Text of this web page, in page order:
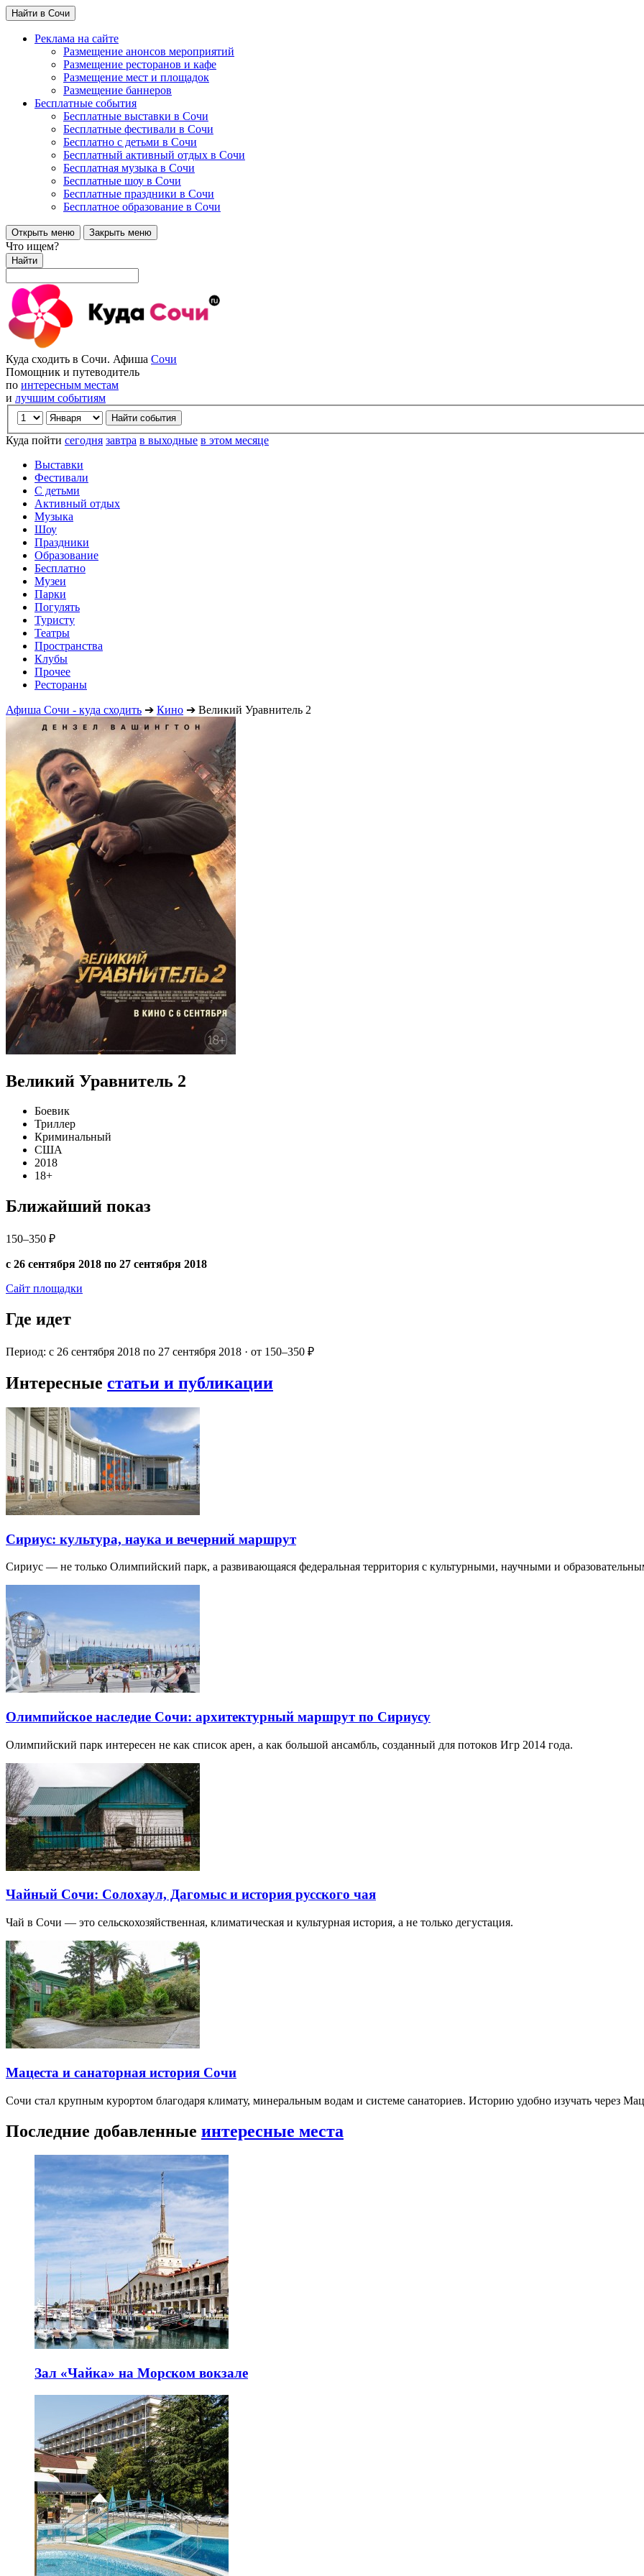
Найти в Сочи
Реклама на сайте
Размещение анонсов мероприятий
Размещение ресторанов и кафе
Размещение мест и площадок
Размещение баннеров
Бесплатные события
Бесплатные выставки в Сочи
Бесплатные фестивали в Сочи
Бесплатно с детьми в Сочи
Бесплатный активный отдых в Сочи
Бесплатная музыка в Сочи
Бесплатные шоу в Сочи
Бесплатные праздники в Сочи
Бесплатное образование в Сочи
Открыть меню Закрыть меню
Что ищем?
Найти
Куда сходить в Сочи. Афиша Сочи
Помощник и путеводитель
по интересным местам
и лучшим событиям
Куда пойти сегодня завтра в выходные в этом месяце
Выставки
Фестивали
С детьми
Активный отдых
Музыка
Шоу
Праздники
Образование
Бесплатно
Музеи
Парки
Погулять
Туристу
Театры
Пространства
Клубы
Прочее
Рестораны
Афиша Сочи - куда сходить ➔ Кино ➔ Великий Уравнитель 2
Великий Уравнитель 2
Боевик
Триллер
Криминальный
США
2018
18+
Ближайший показ
150–350 ₽
с 26 сентября 2018 по 27 сентября 2018
Сайт площадки
Где идет
Период: с 26 сентября 2018 по 27 сентября 2018 · от 150–350 ₽
Интересные статьи и публикации
Сириус: культура, наука и вечерний маршрут
Сириус — не только Олимпийский парк, а развивающаяся федеральная территория с культурными, научными и
Олимпийское наследие Сочи: архитектурный маршрут по Сириусу
Олимпийский парк интересен не как список арен, а как большой ансамбль, созданный для потоков Игр 2014 года.
Чайный Сочи: Солохаул, Дагомыс и история русского чая
Чай в Сочи — это сельскохозяйственная, климатическая и культурная история, а не только дегустация.
Мацеста и санаторная история Сочи
Сочи стал крупным курортом благодаря климату, минеральным водам и системе санаториев. Историю удобно изучать через
Последние добавленные интересные места
Зал «Чайка» на Морском вокзале